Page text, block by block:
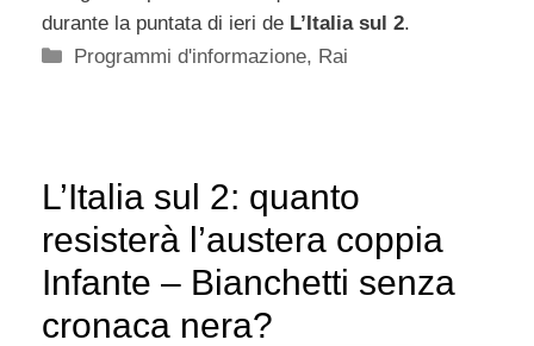
durante la puntata di ieri de L’Italia sul 2.
Categorie
Programmi d'informazione, Rai
L’Italia sul 2: quanto
resisterà l’austera coppia
Infante – Bianchetti senza
cronaca nera?